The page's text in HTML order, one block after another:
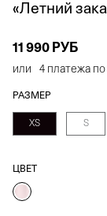
«Летний
11 990 РУБ
или 4 платежа по
РАЗМЕР
XS S
ЦВЕТ